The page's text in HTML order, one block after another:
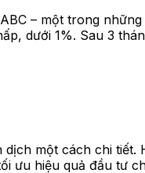
– một trong
dưới 1%. Sau 3
một cách chi tiết.
ưu hiệu quả đầu tư